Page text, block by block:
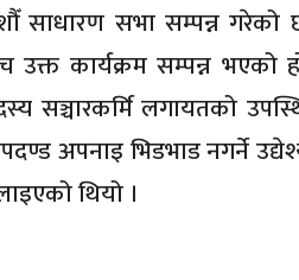
साधारण सभा सम्पन्न गरेको
कार्यक्रम सम्पन्न भएको
सञ्चारकर्मि लगायतको
अपनाइ भिडभाड नगर्ने
थियो ।